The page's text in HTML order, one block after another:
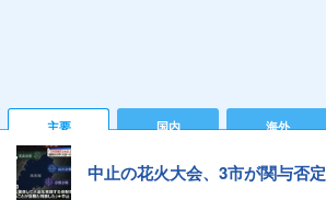
主要 国内 海外
中止の花火大会、3市が関与否定